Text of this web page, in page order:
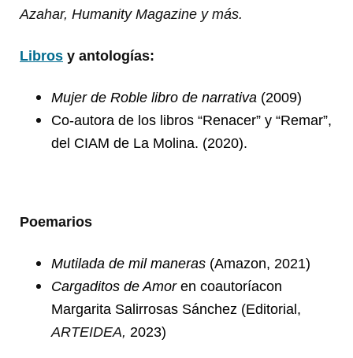
Azahar, Humanity Magazine y más.
Libros y antologías:
Mujer de Roble libro de narrativa (2009)
Co-autora de los libros “Renacer” y “Remar”,
del CIAM de La Molina. (2020).
Poemarios
Mutilada de mil maneras (Amazon, 2021)
Cargaditos de Amoren coautoríacon
Margarita Salirrosas Sánchez (Editorial,
ARTEIDEA, 2023)